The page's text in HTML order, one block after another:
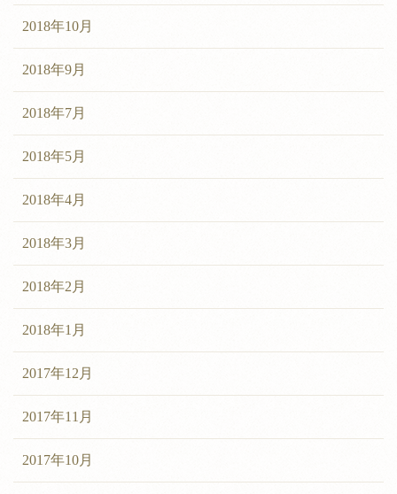
2018年10月
2018年9月
2018年7月
2018年5月
2018年4月
2018年3月
2018年2月
2018年1月
2017年12月
2017年11月
2017年10月